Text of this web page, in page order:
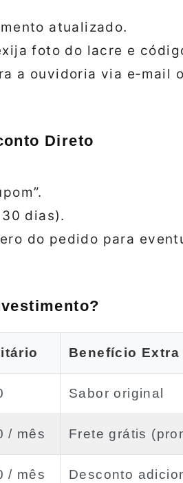
atualizado.
foto do lacre e
a ouvidoria via e‑mail
Direto
dias).
do pedido para
Benefício Extra
Sabor original
/ mês Frete grátis
/ mês Desconto